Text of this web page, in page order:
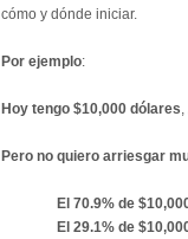
cómo y dónde iniciar.
Por ejemplo:
Hoy tengo $10,000 dólares,
Pero no quiero arriesgar
El 70.9% de
El 29.1% de